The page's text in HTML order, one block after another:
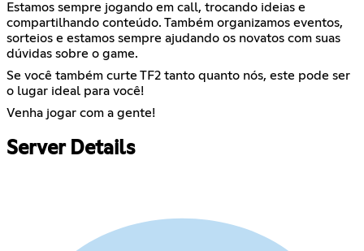
Estamos sempre jogando em call, trocando ideias e
compartilhando conteúdo. Também organizamos eventos,
sorteios e estamos sempre ajudando os novatos com suas
dúvidas sobre o game.
Se você também curte TF2 tanto quanto nós, este pode ser
o lugar ideal para você!
Venha jogar com a gente!
Server Details